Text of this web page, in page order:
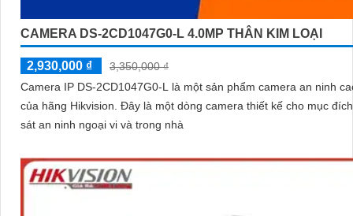
CAMERA DS-2CD1047G0-L 4.0MP THÂN KIM LOẠI
2,930,000 ₫
3,350,000 ₫
Camera IP DS-2CD1047G0-L là một sản phẩm camera an ninh
của hãng Hikvision. Đây là một dòng camera thiết kế cho mục đích giám
sát an ninh ngoại vi và trong nhà